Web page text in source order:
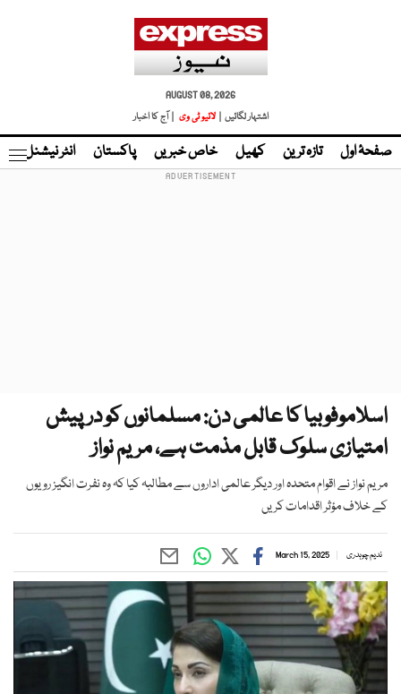
AUGUST 08, 2026
اشتہار لگائیں |
لائیو ٹی وی | آج کا اخبار
صفحۂ اول تازہ ترین کھیل خاص خبریں پاکستان انٹر نیشنل
اسلاموفوبیا کا عالمی دن: مسلمانوں کو درپیش
امتیازی سلوک قابل مذمت ہے، مریم نواز
مریم نواز نے اقوام متحدہ اور دیگر عالمی اداروں سے مطالبہ کیا کہ وہ نفرت انگیز رویوں
کے خلاف مؤثر اقدامات کریں
ندیم چوہدری March 15, 2025